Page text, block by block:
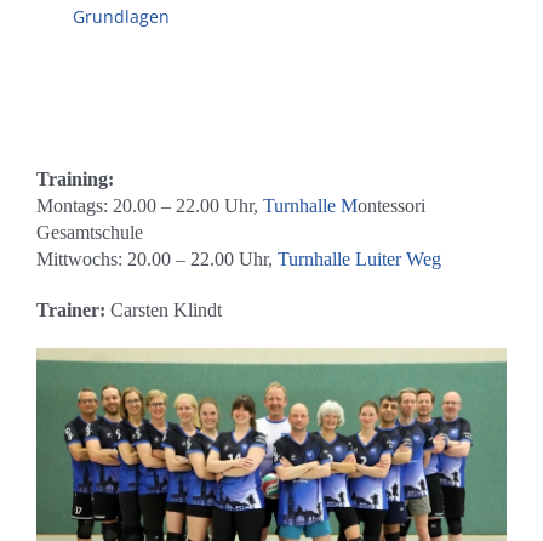
Training:
Montags: 20.00 – 22.00 Uhr, Turnhalle Montessori
Gesamtschule
Mittwochs: 20.00 – 22.00 Uhr, Turnhalle Luiter Weg
Trainer: Carsten Klindt
Grundlagen